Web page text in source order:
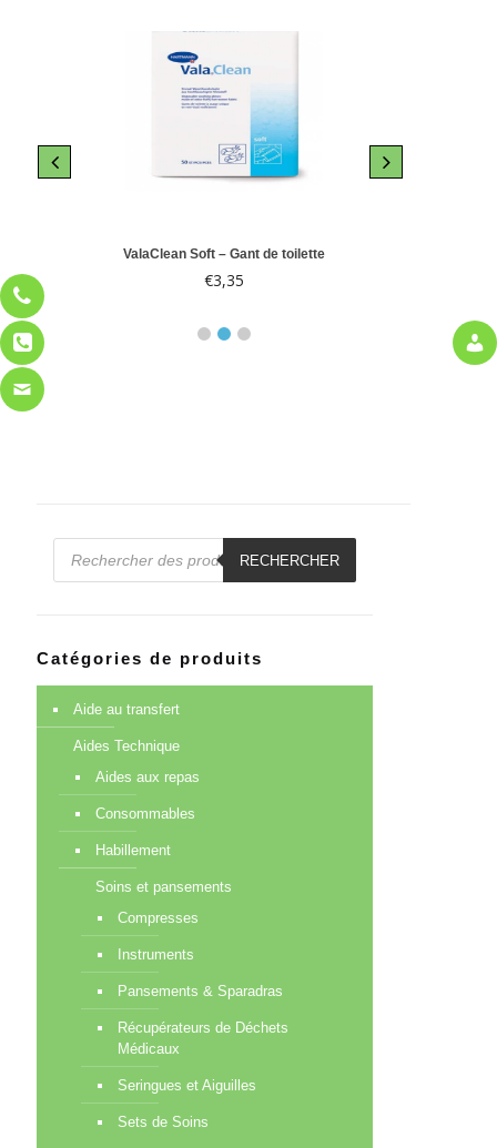
ValaClean Soft – Gant de toilette
€3,35
Recherche
RECHERCHER
Catégories de produits
Aide au transfert
Aides Technique
Aides aux repas
Consommables
Habillement
Soins et pansements
Compresses
Instruments
Pansements & Sparadras
Récupérateurs de Déchets
Médicaux
Seringues et Aiguilles
Sets de Soins